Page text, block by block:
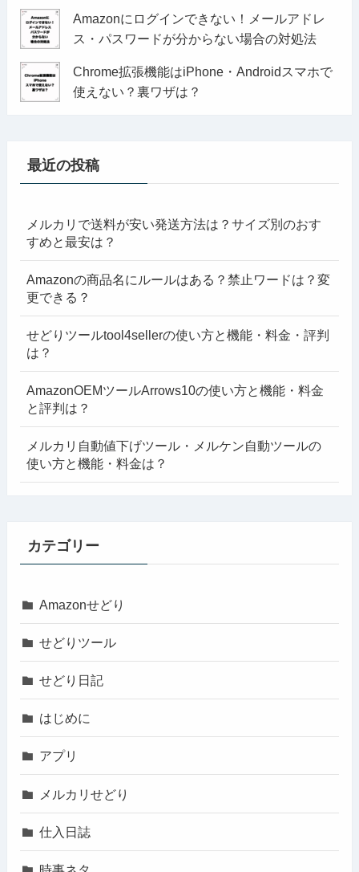
Amazonにログインできない！メールアドレ
ス・パスワードが分からない場合の対処法
Chrome拡張機能はiPhone・Androidスマホで
使えない？裏ワザは？
最近の投稿
メルカリで送料が安い発送方法は？サイズ別のおす
すめと最安は？
Amazonの商品名にルールはある？禁止ワードは？変
更できる？
せどりツールtool4sellerの使い方と機能・料金・評判
は？
AmazonOEMツールArrows10の使い方と機能・料金
と評判は？
メルカリ自動値下げツール・メルケン自動ツールの
使い方と機能・料金は？
カテゴリー
Amazonせどり
せどりツール
せどり日記
はじめに
アプリ
メルカリせどり
仕入日誌